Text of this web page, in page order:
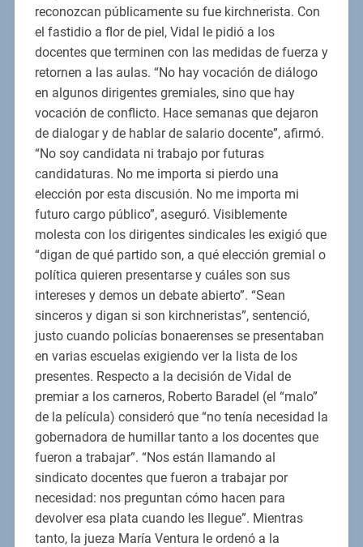
reconozcan públicamente su fue kirchnerista. Con
el fastidio a flor de piel, Vidal le pidió a los
docentes que terminen con las medidas de fuerza y
retornen a las aulas. “No hay vocación de diálogo
en algunos dirigentes gremiales, sino que hay
vocación de conflicto. Hace semanas que dejaron
de dialogar y de hablar de salario docente”, afirmó.
“No soy candidata ni trabajo por futuras
candidaturas. No me importa si pierdo una
elección por esta discusión. No me importa mi
futuro cargo público”, aseguró. Visiblemente
molesta con los dirigentes sindicales les exigió que
“digan de qué partido son, a qué elección gremial o
política quieren presentarse y cuáles son sus
intereses y demos un debate abierto”. “Sean
sinceros y digan si son kirchneristas”, sentenció,
justo cuando policías bonaerenses se presentaban
en varias escuelas exigiendo ver la lista de los
presentes. Respecto a la decisión de Vidal de
premiar a los carneros, Roberto Baradel (el “malo”
de la película) consideró que “no tenía necesidad la
gobernadora de humillar tanto a los docentes que
fueron a trabajar”. “Nos están llamando al
sindicato docentes que fueron a trabajar por
necesidad: nos preguntan cómo hacen para
devolver esa plata cuando les llegue”. Mientras
tanto, la jueza María Ventura le ordenó a la